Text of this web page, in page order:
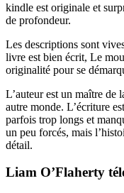
kindle est originale et
de profondeur.
Les descriptions sont
livre est bien écrit, Le
originalité pour se
L’auteur est un maître de
autre monde. L’écriture
parfois trop longs et
un peu forcés, mais
détail.
Liam O’Flaherty